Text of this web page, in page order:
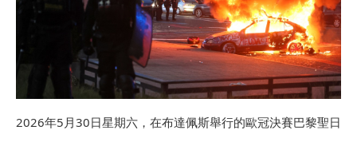
2026年5月30日星期六，在布達佩斯舉行的歐冠決賽巴黎聖日